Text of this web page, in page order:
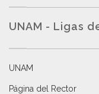
UNAM - Ligas
UNAM
Página del Rector